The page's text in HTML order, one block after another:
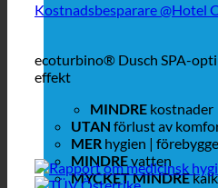
Kostnadsbesparare @Hotel
ecoturbino® Dusch SPA-
effekt
MINDREkostnader
UTAN förlust av
MER hygien |
MINDREvatten
MYCKET MINDRE